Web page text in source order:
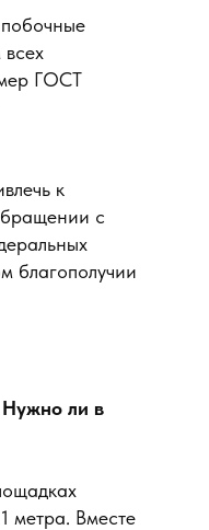
ГОСТ
к
с
благополучии
Нужно ли в
метра. Вместе